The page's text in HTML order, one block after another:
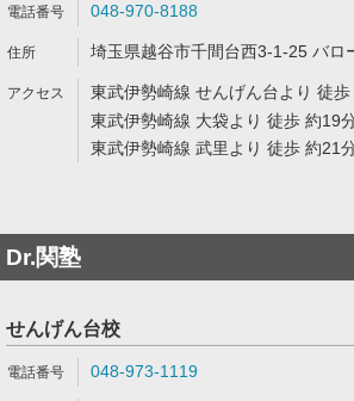
048-970-8188
埼玉県越谷市千間台西3-1-25 バロ
東武伊勢崎線 せんげん台より 徒
東武伊勢崎線 大袋より 徒歩 約19
東武伊勢崎線 武里より 徒歩 約21
Dr.関塾
せんげん台校
048-973-1119